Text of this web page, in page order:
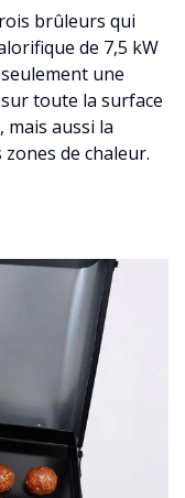
brûleurs qui
de 7,5 kW
une
toute la surface
mais aussi la
de chaleur.